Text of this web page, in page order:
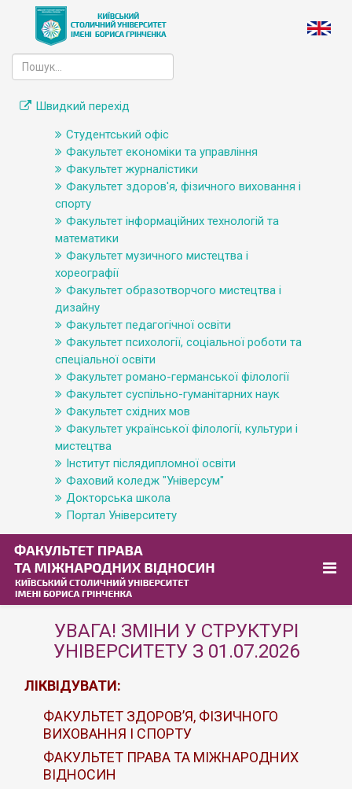
Швидкий перехід
Студентський офіс
Факультет економіки та управління
Факультет журналістики
Факультет здоров'я, фізичного виховання і
спорту
Факультет інформаційних технологій та
математики
Факультет музичного мистецтва і
хореографії
Факультет образотворчого мистецтва і
дизайну
Факультет педагогічної освіти
Факультет психології, соціальної роботи та
спеціальної освіти
Факультет романо-германської філології
Факультет суспільно-гуманітарних наук
Факультет східних мов
Факультет української філології, культури і
мистецтва
Інститут післядипломної освіти
Фаховий коледж "Універсум"
Докторська школа
Портал Університету
УВАГА! ЗМІНИ У СТРУКТУРІ
УНІВЕРСИТЕТУ З 01.07.2026
ЛІКВІДУВАТИ:
ФАКУЛЬТЕТ ЗДОРОВ’Я, ФІЗИЧНОГО
ВИХОВАННЯ І СПОРТУ
ФАКУЛЬТЕТ ПРАВА ТА МІЖНАРОДНИХ
ВІДНОСИН